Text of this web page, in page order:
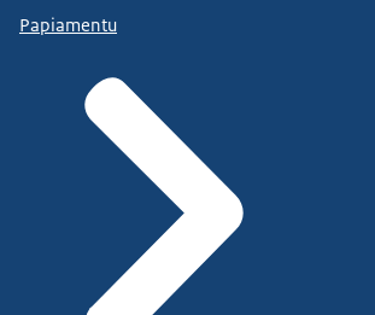
Papiamentu